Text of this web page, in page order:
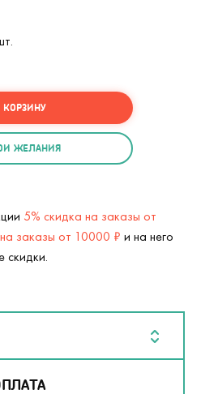
КОРЗИНУ
ЖЕЛАНИЯ
5% скидка на заказы от
заказы от 10000 ₽ и на него
скидки.